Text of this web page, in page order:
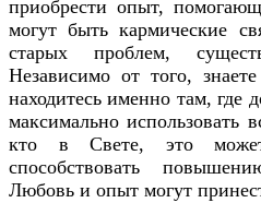
приобрести опыт,
могут быть кармические
старых проблем,
Независимо от того,
находитесь именно там, где
максимально использовать
кто в Свете, это
способствовать
Любовь и опыт могут